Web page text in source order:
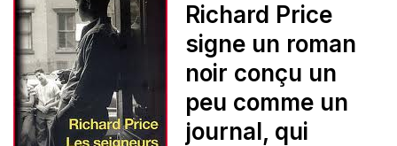
Richard Price
signe un roman
noir conçu un
peu comme un
journal, qui